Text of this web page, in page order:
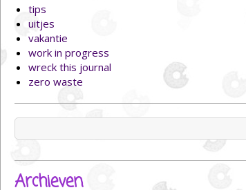
tips
uitjes
vakantie
work in progress
wreck this journal
zero waste
Zoeken
naar:
Archieven